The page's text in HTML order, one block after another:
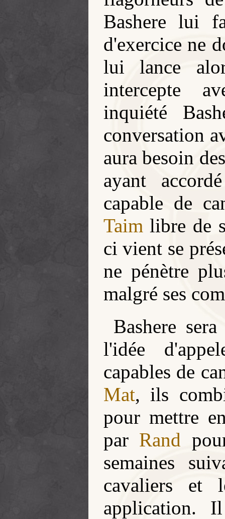
Bashere lui
d'exercice ne
lui lance
intercepte
inquiété
conversation
aura besoin
ayant
capable de
Taim libre de
ci vient se
ne pénètre
malgré ses
Bashere
l'idée
capables de
Mat, ils
pour mettre
par Rand
semaines
cavaliers et
application.